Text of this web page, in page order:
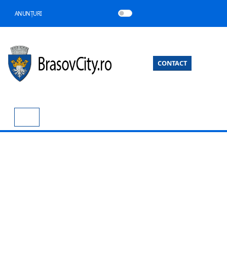
ANUNȚURI
CONTACT